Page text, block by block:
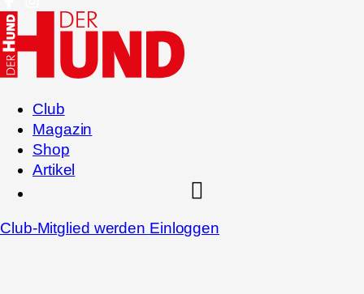
Club
Magazin
Shop
Artikel
Club-Mitglied werden Einloggen